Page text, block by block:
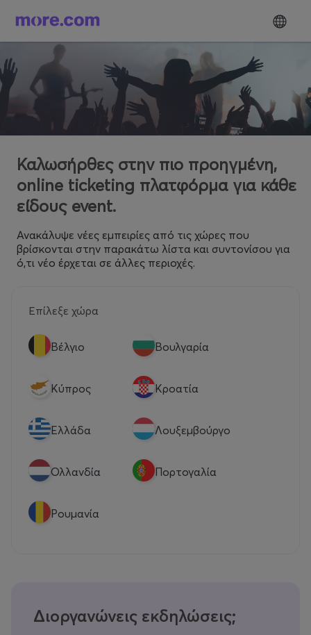
Καλωσήρθες στην πιο προηγμένη,
online ticketing πλατφόρμα για κάθε
είδους event.
Ανακάλυψε νέες εμπειρίες από τις χώρες που
βρίσκονται στην παρακάτω λίστα και συντονίσου για
ό,τι νέο έρχεται σε άλλες περιοχές.
Επίλεξε χώρα
Βέλγιο Βουλγαρία
Κύπρος Κροατία
Eλλάδα Λουξεμβούργο
Ολλανδία Πορτογαλία
Ρουμανία
Διοργανώνεις εκδηλώσεις;